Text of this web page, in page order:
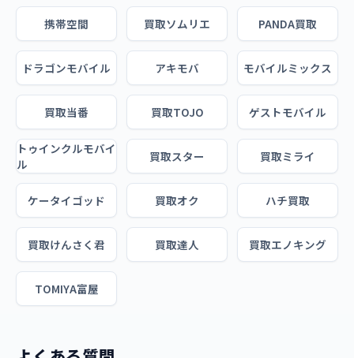
携帯空間 買取ソムリエ PANDA買取
ドラゴンモバイル アキモバ モバイルミックス
買取当番 買取TOJO ゲストモバイル
トゥインクルモバイ
ル
買取スター 買取ミライ
ケータイゴッド 買取オク ハチ買取
買取けんさく君 買取達人 買取エノキング
TOMIYA富屋